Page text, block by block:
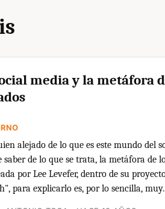
media y la metáfora
alejado de lo que es este mundo del
saber de lo que se trata, la metáfora de
por Lee Levefer, dentro de su
para explicarlo es, por lo sencilla,